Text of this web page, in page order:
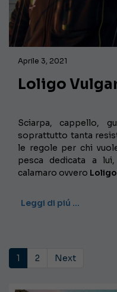
Aprile 3, 2021
Loligo
Sciarpa, cappello,
soprattutto tanta
le regole per chi
pesca dedicata a
calamaro ovvero
Leggi di piú …
1 2 Next